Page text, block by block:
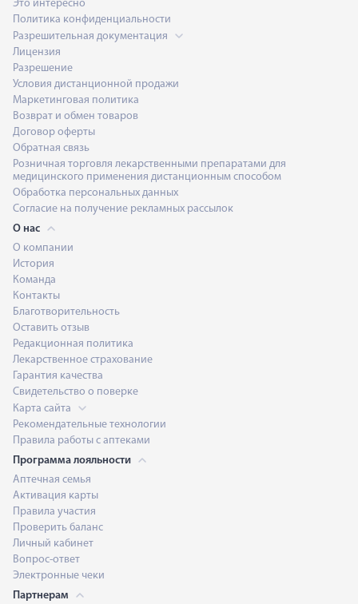
Это интересно
Политика конфиденциальности
Разрешительная документация
Лицензия
Разрешение
Условия дистанционной продажи
Маркетинговая политика
Возврат и обмен товаров
Договор оферты
Обратная связь
Розничная торговля лекарственными препаратами для
медицинского применения дистанционным способом
Обработка персональных данных
Согласие на получение рекламных рассылок
О нас
О компании
История
Команда
Контакты
Благотворительность
Оставить отзыв
Редакционная политика
Лекарственное страхование
Гарантия качества
Свидетельство о поверке
Карта сайта
Рекомендательные технологии
Правила работы с аптеками
Программа лояльности
Аптечная семья
Активация карты
Правила участия
Проверить баланс
Личный кабинет
Вопрос-ответ
Электронные чеки
Партнерам